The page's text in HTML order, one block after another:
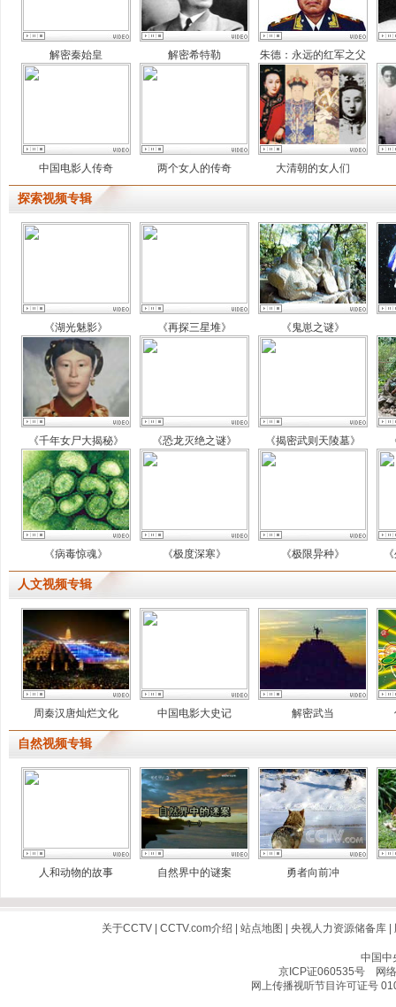
解密秦始皇 解密希特勒 朱德：永远的红军之父
中国电影人传奇 两个女人的传奇 大清朝的女人们
探索视频专辑
《湖光魅影》 《再探三星堆》 《鬼崽之谜》
《千年女尸大揭秘》 《恐龙灭绝之谜》 《揭密武则天陵墓》
《病毒惊魂》 《极度深寒》 《极限异种》
人文视频专辑
周秦汉唐灿烂文化 中国电影大史记 解密武当
自然视频专辑
人和动物的故事 自然界中的谜案 勇者向前冲
关于CCTV| CCTV.com介绍 站点地图 央视人力资源储备库|
中国中
京ICP证060535号网络
网上传播视听节目许可证号